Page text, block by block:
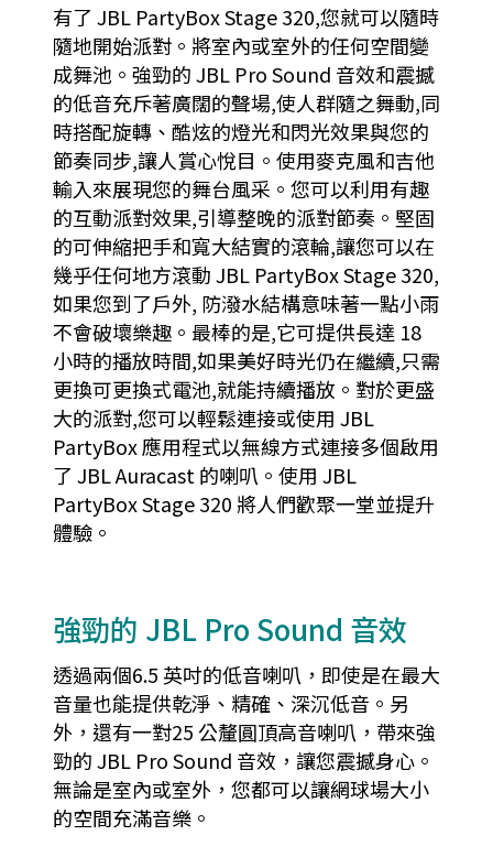
有了 JBL PartyBox Stage 320,您就可以隨時
隨地開始派對。將室內或室外的任何空間變
成舞池。強勁的 JBL Pro Sound 音效和震撼
的低音充斥著廣闊的聲場,使人群隨之舞動,同
時搭配旋轉、酷炫的燈光和閃光效果與您的
節奏同步,讓人賞心悅目。使用麥克風和吉他
輸入來展現您的舞台風采。您可以利用有趣
的互動派對效果,引導整晚的派對節奏。堅固
的可伸縮把手和寬大結實的滾輪,讓您可以在
幾乎任何地方滾動 JBL PartyBox Stage 320,
如果您到了戶外, 防潑水結構意味著一點小雨
不會破壞樂趣。最棒的是,它可提供長達 18
小時的播放時間,如果美好時光仍在繼續,只需
更換可更換式電池,就能持續播放。對於更盛
大的派對,您可以輕鬆連接或使用 JBL
PartyBox 應用程式以無線方式連接多個啟用
了 JBL Auracast 的喇叭。使用 JBL
PartyBox Stage 320 將人們歡聚一堂並提升
體驗。
強勁的 JBL Pro Sound 音效
透過兩個6.5 英吋的低音喇叭，即使是在最大
音量也能提供乾淨、精確、深沉低音。另
外，還有一對25 公釐圓頂高音喇叭，帶來強
勁的 JBL Pro Sound 音效，讓您震撼身心。
無論是室內或室外，您都可以讓網球場大小
的空間充滿音樂。